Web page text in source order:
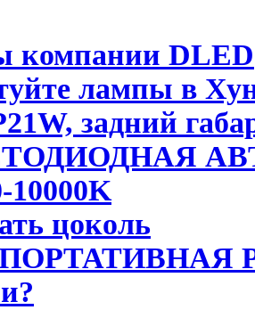
компании DLED
лампы в
задний
10000K
цоколь
ПОРТАТИВНАЯ